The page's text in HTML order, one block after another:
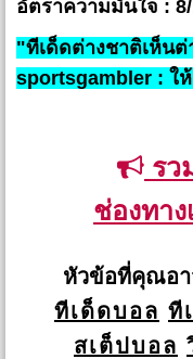
อัตราความมั่นใจ :
"ทีเด็ดต่างชาติเห็น
sportsgambler : ใ
รว
ช่องทา
หัวข้อที่คุณอา
ทีเด็ดบอล ที
สเต็ปบอล